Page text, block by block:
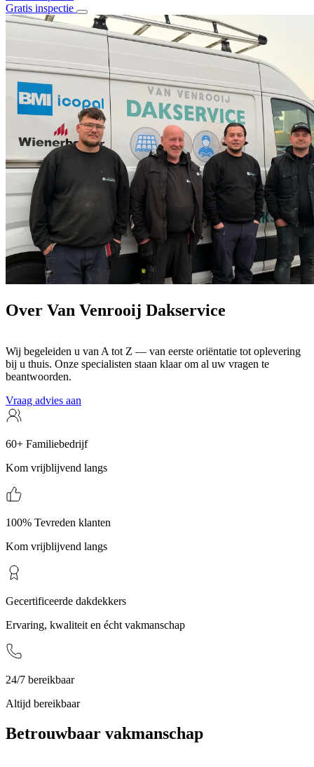
Gratis inspectie
Home
Diensten
Alle diensten
Daklekkage
Dakrenovatie
Stormschade
Dakisolatie
Dak en goot reiniging
Schoorsteenrenovatie
Bitumen daken
Pannen daken
Projecten
Over Van Venrooij Dakservice
Wij begeleiden u van A tot Z — van eerste oriëntatie tot oplevering
bij u thuis. Onze specialisten staan klaar om al uw vragen te
beantwoorden.
Vraag advies aan
60+ Familiebedrijf
Kom vrijblijvend langs
100% Tevreden klanten
Kom vrijblijvend langs
Gecertificeerde dakdekkers
Ervaring, kwaliteit en écht vakmanschap
24/7 bereikbaar
Altijd bereikbaar
Betrouwbaar vakmanschap